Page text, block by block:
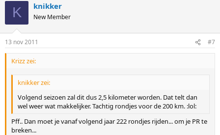
K knikker
New Member
13 nov 2011 #7
Krizz zei:
knikker zei:
Volgend seizoen zal dit dus 2,5 kilometer worden. Dat telt dan
wel weer wat makkelijker. Tachtig rondjes voor de 200 km. :lol:
Pff.. Dan moet je vanaf volgend jaar 222 rondjes rijden... om je PR te
breken...